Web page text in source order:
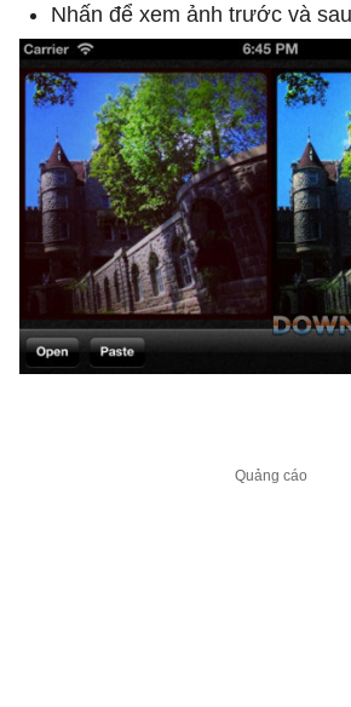
Nhấn để xem ảnh trước và